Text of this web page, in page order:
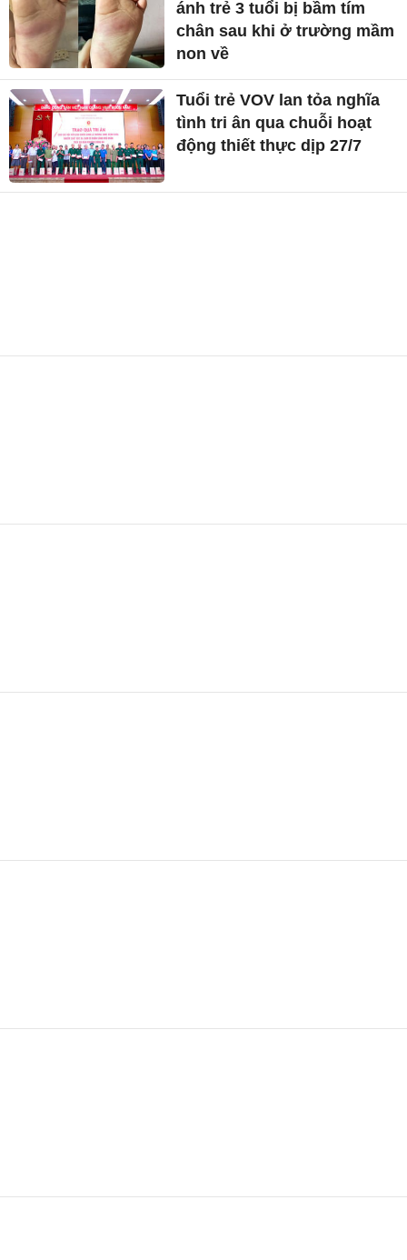
ánh trẻ 3 tuổi bị bầm tím
chân sau khi ở trường mầm
non về
Tuổi trẻ VOV lan tỏa nghĩa
tình tri ân qua chuỗi hoạt
động thiết thực dịp 27/7